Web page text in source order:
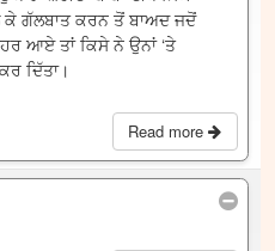
ਕੇ ਗੱਲਬਾਤ ਕਰਨ ਤੋਂ ਬਾਅਦ ਜਦੋਂ
ਆਏ ਤਾਂ ਕਿਸੇ ਨੇ ਉਨਾਂ ‘ਤੇ
ਦਿੱਤਾ।
Read more